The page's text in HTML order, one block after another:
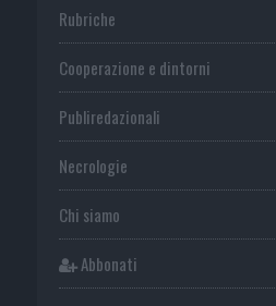
Rubriche
Cooperazione e dintorni
Publiredazionali
Necrologie
Chi siamo
Abbonati